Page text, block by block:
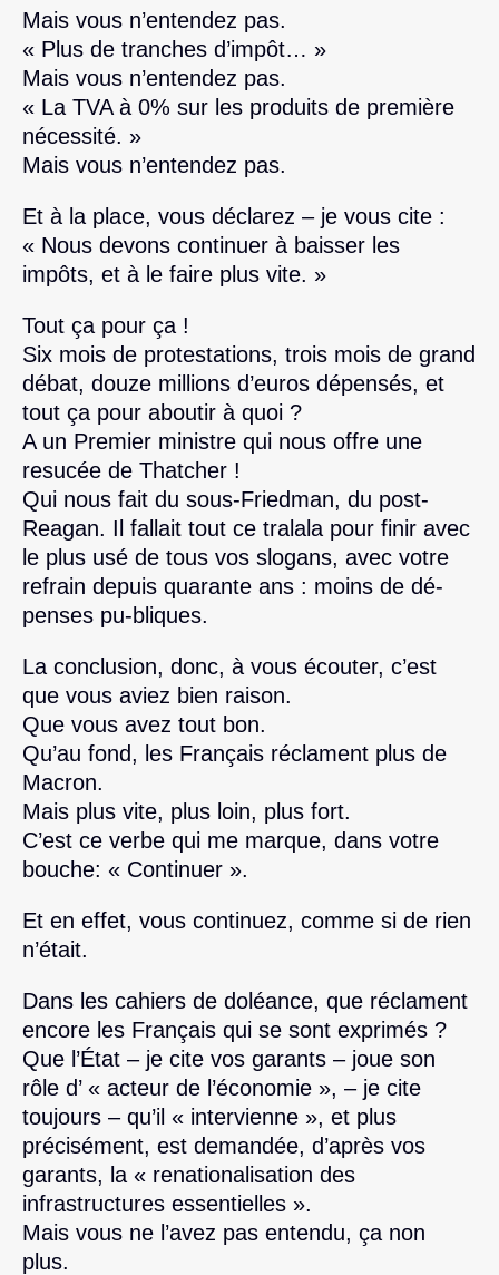
Mais vous n’entendez pas.
« Plus de tranches d’impôt… »
Mais vous n’entendez pas.
« La TVA à 0% sur les produits de première
nécessité. »
Mais vous n’entendez pas.
Et à la place, vous déclarez – je vous cite :
« Nous devons continuer à baisser les
impôts, et à le faire plus vite. »
Tout ça pour ça !
Six mois de protestations, trois mois de grand
débat, douze millions d’euros dépensés, et
tout ça pour aboutir à quoi ?
A un Premier ministre qui nous offre une
resucée de Thatcher !
Qui nous fait du sous-Friedman, du post-
Reagan. Il fallait tout ce tralala pour finir avec
le plus usé de tous vos slogans, avec votre
refrain depuis quarante ans : moins de dé-
penses pu-bliques.
La conclusion, donc, à vous écouter, c’est
que vous aviez bien raison.
Que vous avez tout bon.
Qu’au fond, les Français réclament plus de
Macron.
Mais plus vite, plus loin, plus fort.
C’est ce verbe qui me marque, dans votre
bouche: « Continuer ».
Et en effet, vous continuez, comme si de rien
n’était.
Dans les cahiers de doléance, que réclament
encore les Français qui se sont exprimés ?
Que l’État – je cite vos garants – joue son
rôle d’ « acteur de l’économie », – je cite
toujours – qu’il « intervienne », et plus
précisément, est demandée, d’après vos
garants, la « renationalisation des
infrastructures essentielles ».
Mais vous ne l’avez pas entendu, ça non
plus.